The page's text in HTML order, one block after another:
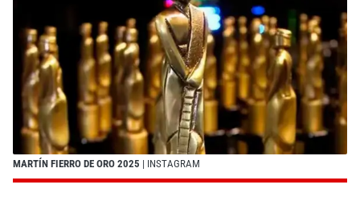
MARTÍN FIERRO DE ORO 2025 | INSTAGRAM